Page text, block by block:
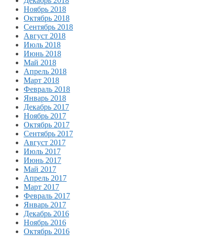
Ноябрь 2018
Октябрь 2018
Сентябрь 2018
Август 2018
Июль 2018
Июнь 2018
Май 2018
Апрель 2018
Март 2018
Февраль 2018
Январь 2018
Декабрь 2017
Ноябрь 2017
Октябрь 2017
Сентябрь 2017
Август 2017
Июль 2017
Июнь 2017
Май 2017
Апрель 2017
Март 2017
Февраль 2017
Январь 2017
Декабрь 2016
Ноябрь 2016
Октябрь 2016